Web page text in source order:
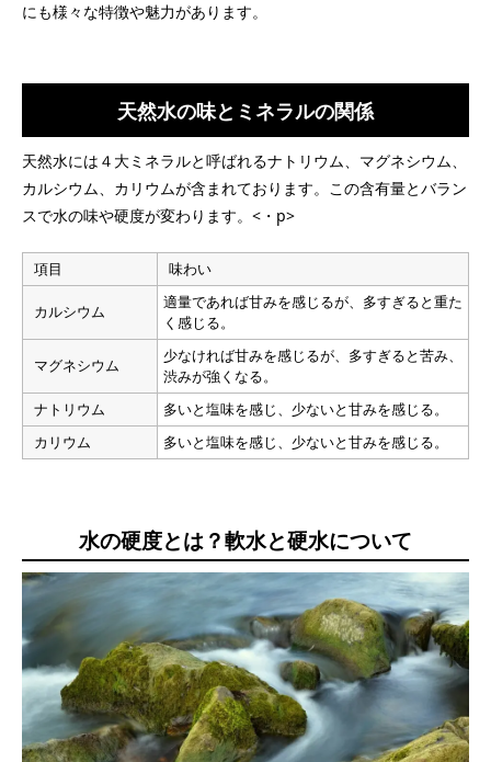
にも様々な特徴や魅力があります。
天然水の味とミネラルの関係
天然水には４大ミネラルと呼ばれるナトリウム、マグネシウム、
カルシウム、カリウムが含まれております。この含有量とバラン
スで水の味や硬度が変わります。<・p>
項目 味わい
カルシウム
適量であれば甘みを感じるが、多すぎると重た
く感じる。
マグネシウム
少なければ甘みを感じるが、多すぎると苦み、
渋みが強くなる。
ナトリウム
多いと塩味を感じ、少ないと甘みを感じる。
カリウム
多いと塩味を感じ、少ないと甘みを感じる。
水の硬度とは？軟水と硬水について